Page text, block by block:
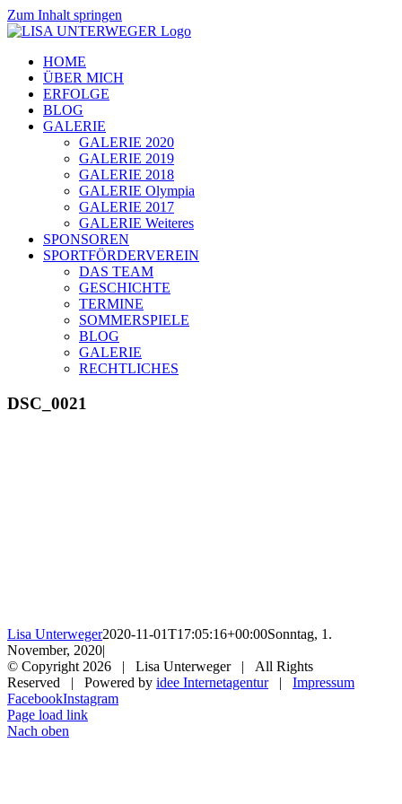
Zum Inhalt springen
HOME
ÜBER MICH
ERFOLGE
BLOG
GALERIE
GALERIE 2020
GALERIE 2019
GALERIE 2018
GALERIE Olympia
GALERIE 2017
GALERIE Weiteres
SPONSOREN
SPORTFÖRDERVEREIN
DAS TEAM
GESCHICHTE
TERMINE
SOMMERSPIELE
BLOG
GALERIE
RECHTLICHES
DSC_0021
Lisa Unterweger2020-11-01T17:05:16+00:00Sonntag, 1.
November, 2020|
© Copyright2026 | Lisa Unterweger | All Rights
Reserved | Powered by idee Internetagentur| Impressum
FacebookInstagram
Page load link
Nach oben